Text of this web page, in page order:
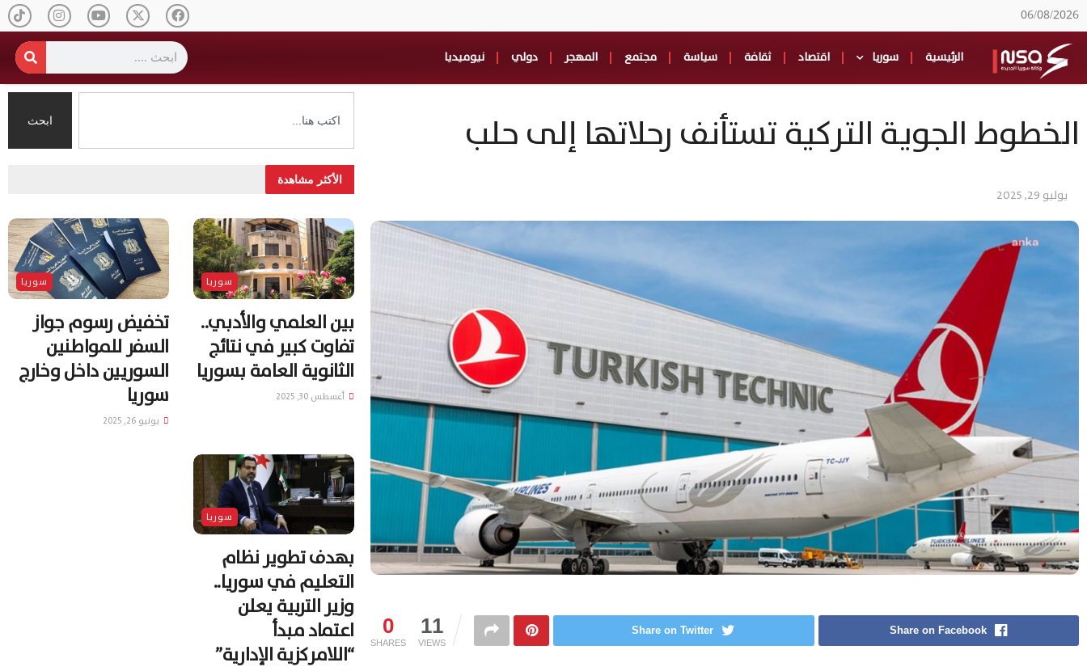
06/08/2026
الرئيسية سوريا اقتصاد ثقافة سياسة مجتمع المهجر دولي نيوميديا
الخطوط الجوية التركية تستأنف رحلاتها إلى حلب
يوليو 29, 2025
0
SHARES
11
VIEWS
Share on Facebook
Share on Twitter
ابحث
الأكثر مشاهدة
سوريا
بين العلمي والأدبي..
تفاوت كبير في نتائج
الثانوية العامة بسوريا
أغسطس 30, 2025
سوريا
تخفيض رسوم جواز
السفر للمواطنين
السوريين داخل وخارج
سوريا
يونيو 26, 2025
سوريا
بهدف تطوير نظام
التعليم في سوريا..
وزير التربية يعلن
اعتماد مبدأ
“اللامركزية الإدارية”